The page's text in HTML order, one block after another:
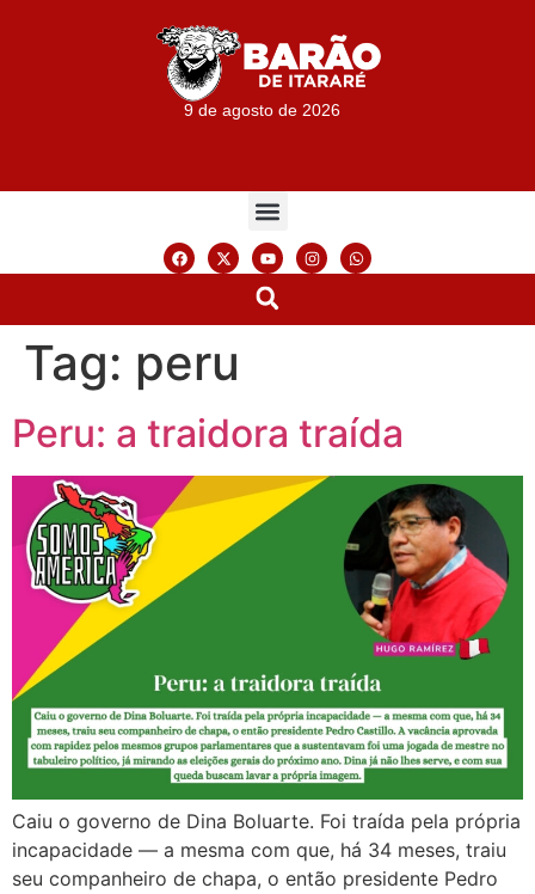
9 de agosto de 2026
Tag: peru
Peru: a traidora traída
Caiu o governo de Dina Boluarte. Foi traída pela própria
incapacidade — a mesma com que, há 34 meses, traiu
seu companheiro de chapa, o então presidente Pedro